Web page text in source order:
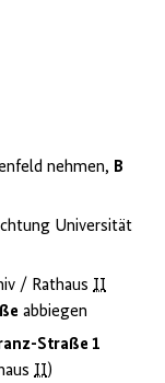
nehmen, B
Universität
/ Rathaus II
abbiegen
Straße 1
II)